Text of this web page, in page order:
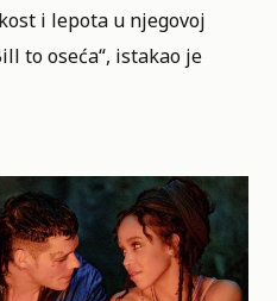
i lepota u njegovoj
to oseća“, istakao je